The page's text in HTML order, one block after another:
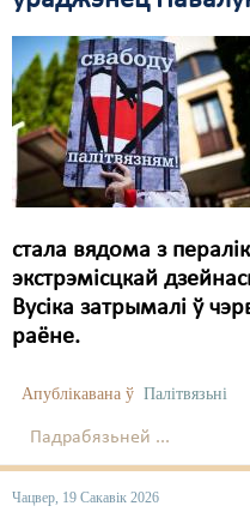
стала вядома з
экстрэмісцкай
Вусіка затрымалі ў
раёне.
Апублікавана ў Палітвязьні
Падрабязьней ...
Чацвер, 19 Сакавік 2026